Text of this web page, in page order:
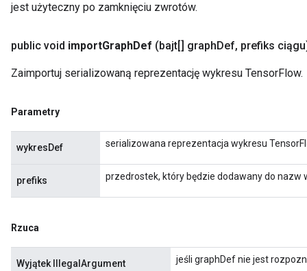
jest użyteczny po zamknięciu zwrotów.
public void importGraphDef (bajt[] graphDef, prefiks
Zaimportuj serializowaną reprezentację wykresu TensorFlow.
Parametry
wykresDef serializowana reprezentacja wykresu
prefiks przedrostek, który będzie dodawany do nazw
Rzuca
Wyjątek IllegalArgument jeśli graphDef nie jest